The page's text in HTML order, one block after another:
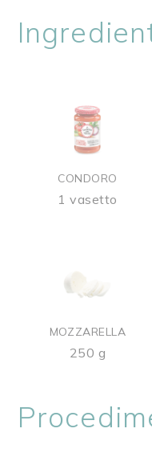
CONDORO
1 vasetto
MOZZARELLA
250 g